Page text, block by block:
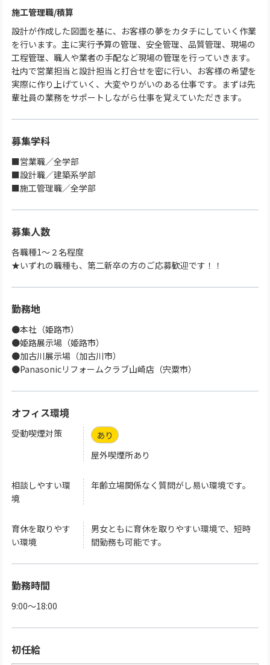
施工管理職/積算
設計が作成した図面を基に、お客様の夢をカタチにしていく作業
を行います。主に実行予算の管理、安全管理、品質管理、現場の
工程管理、職人や業者の手配など現場の管理を行っていきます。
社内で営業担当と設計担当と打合せを密に行い、お客様の希望を
実際に作り上げていく、大変やりがいのある仕事です。まずは先
輩社員の業務をサポートしながら仕事を覚えていただきます。
募集学科
■営業職／全学部
■設計職／建築系学部
■施工管理職／全学部
募集人数
各職種1～２名程度
★いずれの職種も、第二新卒の方のご応募歓迎です！！
勤務地
●本社（姫路市）
●姫路展示場（姫路市）
●加古川展示場（加古川市）
●Panasonicリフォームクラブ山崎店（宍粟市）
オフィス環境
受動喫煙対策
あり
屋外喫煙所あり
相談しやすい環
境
年齢立場関係なく質問がし易い環境です。
育休を取りやす
い環境
男女ともに育休を取りやすい環境で、短時
間勤務も可能です。
勤務時間
9:00～18:00
初任給